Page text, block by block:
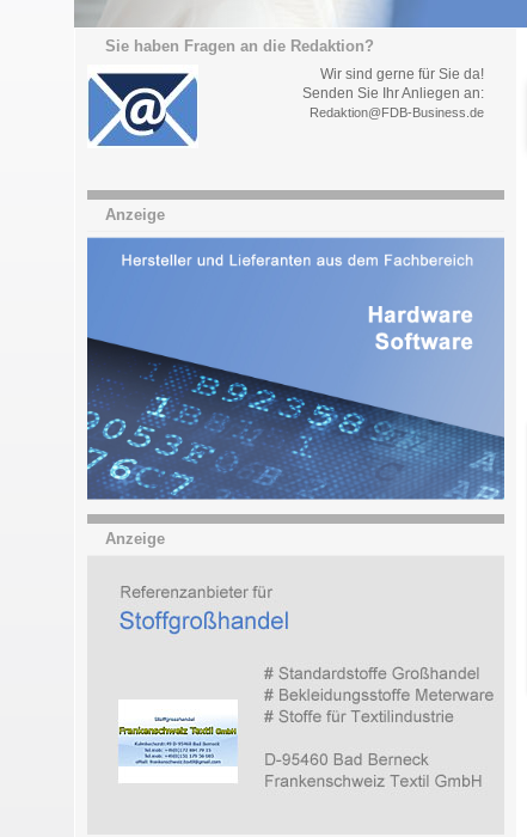
Sie haben Fragen an die Redaktion?
Wir sind gerne für Sie da!
Senden Sie Ihr Anliegen an:
Redaktion@FDB-Business.de
Anzeige
Anzeige